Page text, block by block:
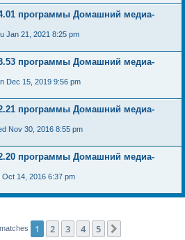
программы Домашний медиа-
Jan 21, 2021 8:25 pm
программы Домашний медиа-
Dec 15, 2019 9:56 pm
программы Домашний медиа-
Nov 30, 2016 8:55 pm
программы Домашний медиа-
Oct 14, 2016 6:37 pm
1 2 3 4 5